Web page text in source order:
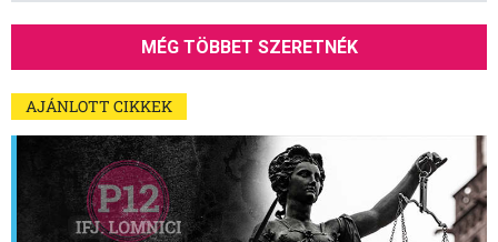
MÉG TÖBBET SZERETNÉK
AJÁNLOTT CIKKEK